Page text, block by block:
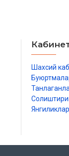
Шахсий
Янгиликлар